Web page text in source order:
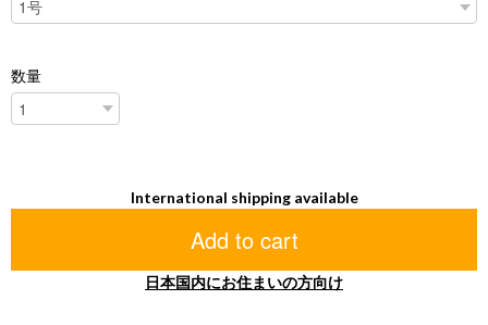
数量
International shipping available
Add to cart
日本国内にお住まいの方向け